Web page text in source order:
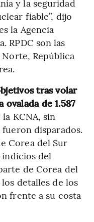
y la seguridad
fiable”, dijo
la Agencia
RPDC son las
República
tras volar
de 1.587
KCNA, sin
disparados.
Corea del Sur
indicios del
de Corea del
detalles de los
frente a su costa